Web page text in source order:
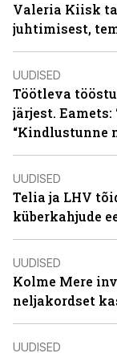
Valeria Kiisk
juhtimisest,
UUDISED
Töötleva
järjest. Eamets:
“Kindlustunne
UUDISED
Telia ja LHV
küberkahjude
UUDISED
Kolme Mere
neljakordset
UUDISED